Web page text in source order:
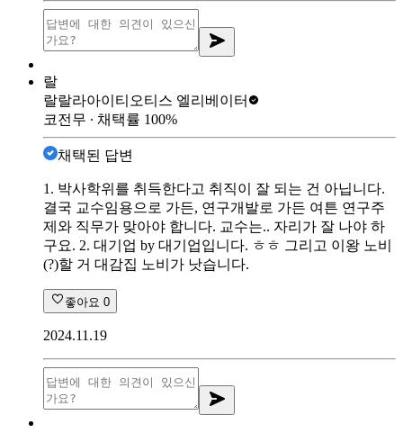
랄
랄랄라아이티 오티스 엘리베이터
코전무 ∙ 채택률 100%
채택된 답변
1. 박사학위를 취득한다고 취직이 잘 되는 건 아닙니다.
결국 교수임용으로 가든, 연구개발로 가든 여튼 연구주
제와 직무가 맞아야 합니다. 교수는.. 자리가 잘 나야 하
구요. 2. 대기업 by 대기업입니다. ㅎㅎ 그리고 이왕 노비
(?)할 거 대감집 노비가 낫습니다.
좋아요 0
2024.11.19